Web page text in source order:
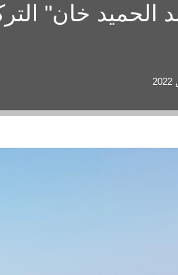
الحميد خان"